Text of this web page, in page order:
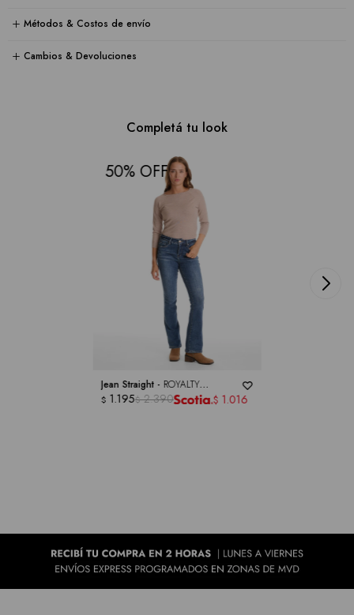
Métodos & Costos de envío
Cambios & Devoluciones
Completá tu look
50
Jean Straight - ROYALTY
COLLECTION
$ 1.195$ 2.390 $ 1.016